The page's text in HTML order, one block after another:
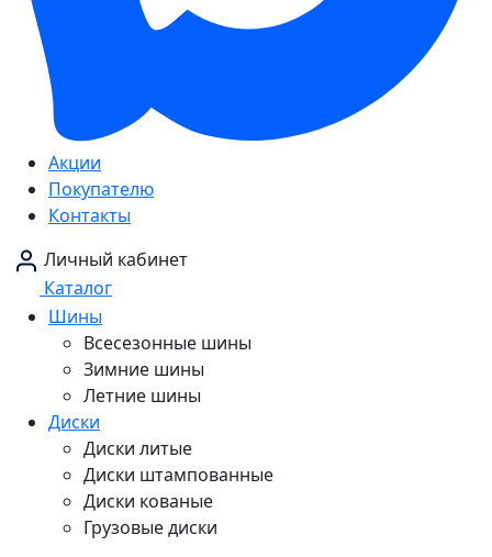
Акции
Покупателю
Контакты
Личный кабинет
Каталог
Шины
Всесезонные шины
Зимние шины
Летние шины
Диски
Диски литые
Диски штампованные
Диски кованые
Грузовые диски